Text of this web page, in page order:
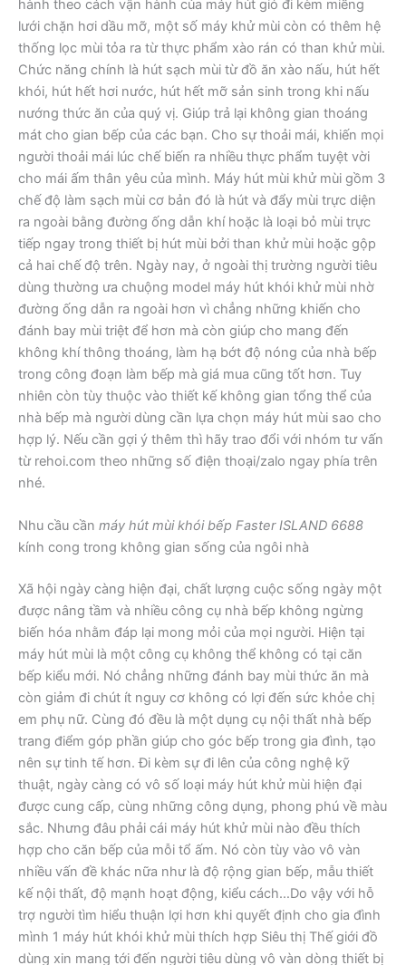
hành theo cách vận hành của máy hút gió đi kèm miếng
lưới chặn hơi dầu mỡ, một số máy khử mùi còn có thêm hệ
thống lọc mùi tỏa ra từ thực phẩm xào rán có than khử mùi.
Chức năng chính là hút sạch mùi từ đồ ăn xào nấu, hút hết
khói, hút hết hơi nước, hút hết mỡ sản sinh trong khi nấu
nướng thức ăn của quý vị. Giúp trả lại không gian thoáng
mát cho gian bếp của các bạn. Cho sự thoải mái, khiến mọi
người thoải mái lúc chế biến ra nhiều thực phẩm tuyệt vời
cho mái ấm thân yêu của mình. Máy hút mùi khử mùi gồm 3
chế độ làm sạch mùi cơ bản đó là hút và đẩy mùi trực diện
ra ngoài bằng đường ống dẫn khí hoặc là loại bỏ mùi trực
tiếp ngay trong thiết bị hút mùi bởi than khử mùi hoặc gộp
cả hai chế độ trên. Ngày nay, ở ngoài thị trường người tiêu
dùng thường ưa chuộng model máy hút khói khử mùi nhờ
đường ống dẫn ra ngoài hơn vì chẳng những khiến cho
đánh bay mùi triệt để hơn mà còn giúp cho mang đến
không khí thông thoáng, làm hạ bớt độ nóng của nhà bếp
trong công đoạn làm bếp mà giá mua cũng tốt hơn. Tuy
nhiên còn tùy thuộc vào thiết kế không gian tổng thể của
nhà bếp mà người dùng cần lựa chọn máy hút mùi sao cho
hợp lý. Nếu cần gợi ý thêm thì hãy trao đổi với nhóm tư vấn
từ rehoi.com theo những số điện thoại/zalo ngay phía trên
nhé.
Nhu cầu cần máy hút mùi khói bếp Faster ISLAND 6688
kính cong trong không gian sống của ngôi nhà
Xã hội ngày càng hiện đại, chất lượng cuộc sống ngày một
được nâng tầm và nhiều công cụ nhà bếp không ngừng
biến hóa nhằm đáp lại mong mỏi của mọi người. Hiện tại
máy hút mùi là một công cụ không thể không có tại căn
bếp kiểu mới. Nó chẳng những đánh bay mùi thức ăn mà
còn giảm đi chút ít nguy cơ không có lợi đến sức khỏe chị
em phụ nữ. Cùng đó đều là một dụng cụ nội thất nhà bếp
trang điểm góp phần giúp cho góc bếp trong gia đình, tạo
nên sự tinh tế hơn. Đi kèm sự đi lên của công nghệ kỹ
thuật, ngày càng có vô số loại máy hút khử mùi hiện đại
được cung cấp, cùng những công dụng, phong phú về màu
sắc. Nhưng đâu phải cái máy hút khử mùi nào đều thích
hợp cho căn bếp của mỗi tổ ấm. Nó còn tùy vào vô vàn
nhiều vấn đề khác nữa như là độ rộng gian bếp, mẫu thiết
kế nội thất, độ mạnh hoạt động, kiểu cách…Do vậy với hỗ
trợ người tìm hiểu thuận lợi hơn khi quyết định cho gia đình
mình 1 máy hút khói khử mùi thích hợp Siêu thị Thế giới đồ
dùng xin mang tới đến người tiêu dùng vô vàn dòng thiết bị